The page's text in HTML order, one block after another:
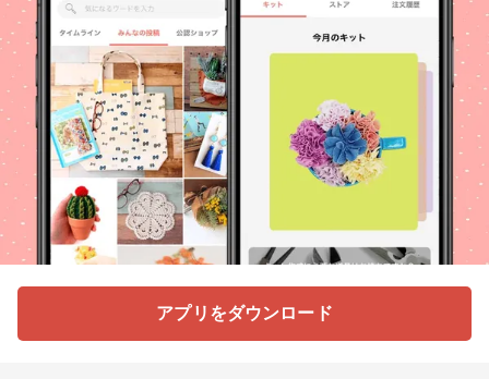
アプリをダウンロード